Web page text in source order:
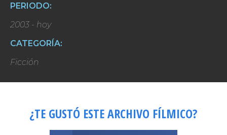
PERIODO:
2003 - hoy
CATEGORÍA:
Ficción
¿TE GUSTÓ ESTE ARCHIVO FÍLMICO?